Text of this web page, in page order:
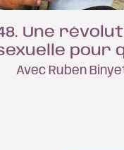
Une
pour
Avec Ruben